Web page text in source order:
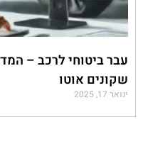
עבר ביטוחי לרכב –
שקונים אוטו
ינואר 17, 2025